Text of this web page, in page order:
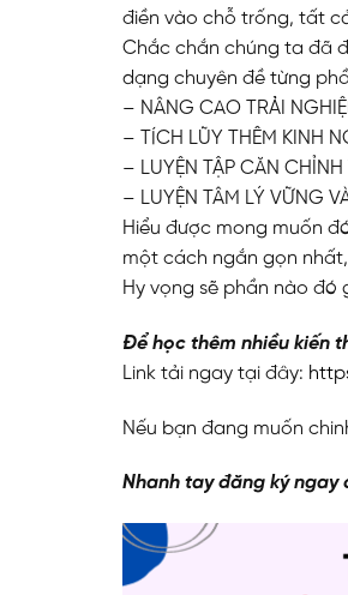
điền vào chỗ trống, tất
Chắc chắn chúng ta đã
dạng chuyên đề từng
– NÂNG CAO TRẢI
– TÍCH LŨY THÊM KINH
– LUYỆN TẬP CĂN
– LUYỆN TÂM LÝ VỮNG
Hiểu được mong muốn
một cách ngắn gọn
Hy vọng sẽ phần nào
Để học thêm nhiều kiến
Link tải ngay tại đây:
Nếu bạn đang muốn
Nhanh tay đăng ký ngay